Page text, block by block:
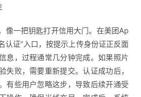
像一把钥匙打开信用大门。在美团Ap
认证”入口，按提示上传身份证正反面
息，过程通常几分钟完成。如果照片
失败，需要重新提交。认证成功后，
有些用户忽略这步，导致后续开通受